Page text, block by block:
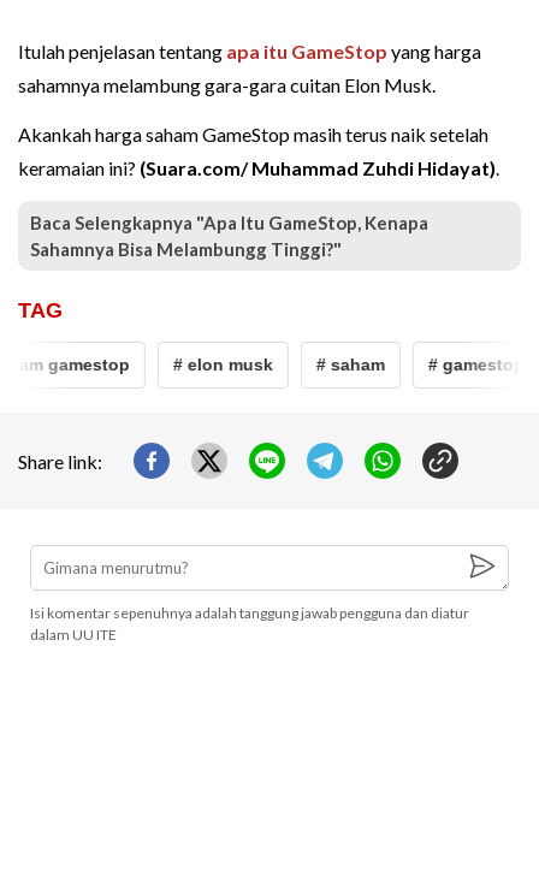
Itulah penjelasan tentang apa itu GameStop yang harga
sahamnya melambung gara-gara cuitan Elon Musk.
Akankah harga saham GameStop masih terus naik setelah
keramaian ini? (Suara.com/ Muhammad Zuhdi Hidayat).
Baca Selengkapnya "Apa Itu GameStop, Kenapa
Sahamnya Bisa Melambungg Tinggi?"
TAG
gamestop # elon musk # saham # gamestop
Share link:
Isi komentar sepenuhnya adalah tanggung jawab pengguna dan diatur
dalam UU ITE